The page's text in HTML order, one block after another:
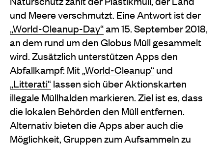
und Meere verschmutzt. Eine Antwort ist der
„World-Cleanup-Day“am 15. September 2018,
an dem rund um den Globus Müll gesammelt
wird. Zusätzlich unterstützen Apps den
Abfallkampf: Mit„World-Cleanup“und
„Litterati“lassen sich über Aktionskarten
illegale Müllhalden markieren. Ziel ist es, dass
die lokalen Behörden den Müll entfernen.
Alternativ bieten die Apps aber auch die
Möglichkeit, Gruppen zum Aufsammeln zu